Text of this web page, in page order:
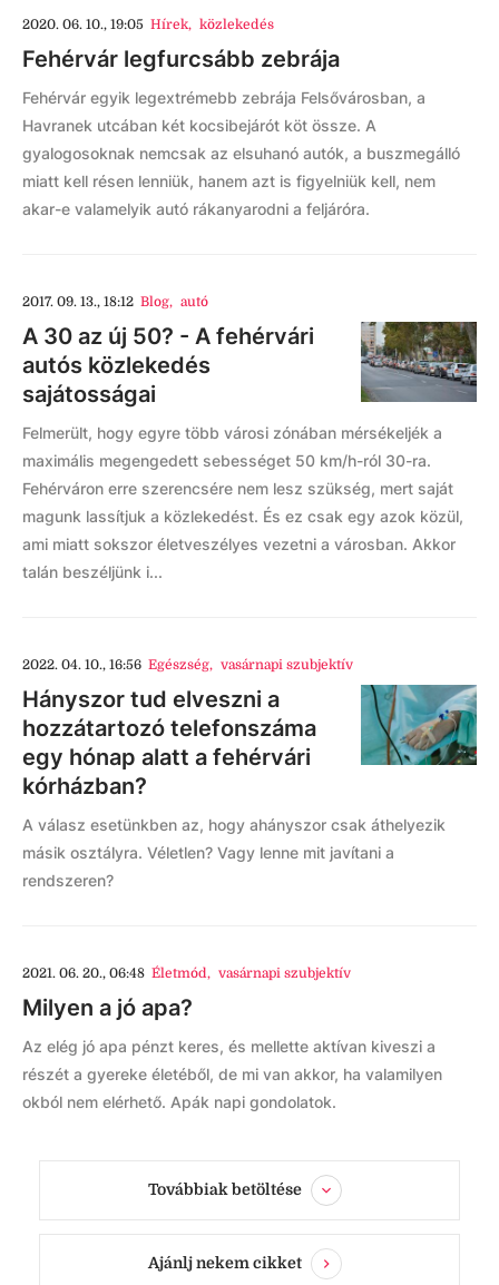
2020. 06. 10., 19:05 Hírek, közlekedés
Fehérvár legfurcsább zebrája
Fehérvár egyik legextrémebb zebrája Felsővárosban, a
Havranek utcában két kocsibejárót köt össze. A
gyalogosoknak nemcsak az elsuhanó autók, a buszmegálló
miatt kell résen lenniük, hanem azt is figyelniük kell, nem
akar-e valamelyik autó rákanyarodni a feljáróra.
2017. 09. 13., 18:12 Blog, autó
A 30 az új 50? - A fehérvári
autós közlekedés
sajátosságai
Felmerült, hogy egyre több városi zónában mérsékeljék a
maximális megengedett sebességet 50 km/h-ról 30-ra.
Fehérváron erre szerencsére nem lesz szükség, mert saját
magunk lassítjuk a közlekedést. És ez csak egy azok közül,
ami miatt sokszor életveszélyes vezetni a városban. Akkor
talán beszéljünk i...
2022. 04. 10., 16:56 Egészség, vasárnapi szubjektív
Hányszor tud elveszni a
hozzátartozó telefonszáma
egy hónap alatt a fehérvári
kórházban?
A válasz esetünkben az, hogy ahányszor csak áthelyezik
másik osztályra. Véletlen? Vagy lenne mit javítani a
rendszeren?
2021. 06. 20., 06:48 Életmód, vasárnapi szubjektív
Milyen a jó apa?
Az elég jó apa pénzt keres, és mellette aktívan kiveszi a
részét a gyereke életéből, de mi van akkor, ha valamilyen
okból nem elérhető. Apák napi gondolatok.
Továbbiak betöltése
Ajánlj nekem cikket